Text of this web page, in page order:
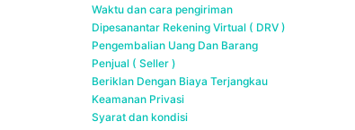
Waktu dan cara pengiriman
Dipesanantar Rekening Virtual ( DRV )
Pengembalian Uang Dan Barang
Penjual ( Seller )
Beriklan Dengan Biaya Terjangkau
Keamanan Privasi
Syarat dan kondisi